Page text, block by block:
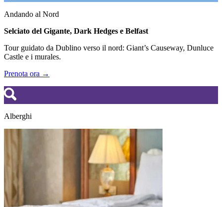
Andando al Nord
Selciato del Gigante, Dark Hedges e Belfast
Tour guidato da Dublino verso il nord: Giant’s Causeway, Dunluce
Castle e i murales.
Prenota ora →
Alberghi